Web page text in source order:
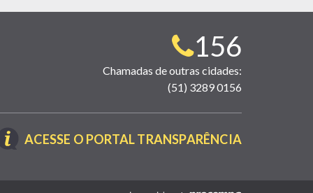
Telefone
para
contato:
156
Chamadas de outras cidades:
(51) 3289 0156
ACESSE O PORTAL TRANSPARÊNCIA(LINK
EM